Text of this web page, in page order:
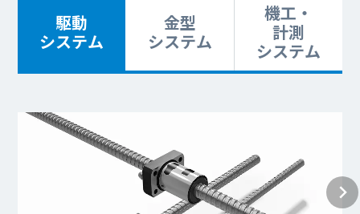
駆動
システム
金型
システム
機工・
計測
システム